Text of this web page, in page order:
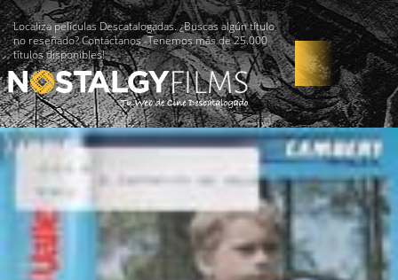
Localiza películas Descatalogadas. ¿Buscas algún título
no reseñado? Contáctanos -Tenemos más de 25.000
títulos disponibles!